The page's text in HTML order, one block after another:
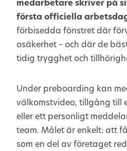
medarbetare skriver på
första officiella
förbisedda fönstret där
osäkerhet – och där de
tidig trygghet och
Under preboarding kan
välkomstvideo, tillgång till
eller ett personligt
team. Målet är enkelt: att
som en del av företaget